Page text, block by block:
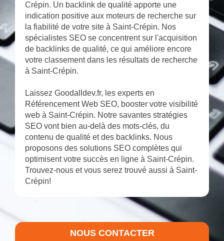
Crépin. Un backlink de qualité apporte une
indication positive aux moteurs de recherche sur
la fiabilité de votre site à Saint-Crépin. Nos
spécialistes SEO se concentrent sur l'acquisition
de backlinks de qualité, ce qui améliore encore
votre classement dans les résultats de recherche
à Saint-Crépin.
Laissez Goodalldev.fr, les experts en
Référencement Web SEO, booster votre visibilité
web à Saint-Crépin. Notre savantes stratégies
SEO vont bien au-delà des mots-clés, du
contenu de qualité et des backlinks. Nous
proposons des solutions SEO complètes qui
optimisent votre succès en ligne à Saint-Crépin.
Trouvez-nous et vous serez trouvé aussi à Saint-
Crépin!
NOUS CONTACTER